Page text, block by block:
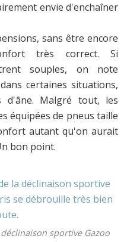
envie d'enchaîner
sans être encore
très correct. Si
souples, on note
certaines situations,
d'âne. Malgré tout, les
équipées de pneus taille
autant qu'on aurait
bon point.
sportive Gazoo